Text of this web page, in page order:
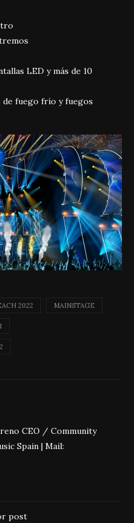
LED y más de 10
de fuego frío y fuegos
2022 MAINSTAGE
CEO / Community
Spain | Mail:
post